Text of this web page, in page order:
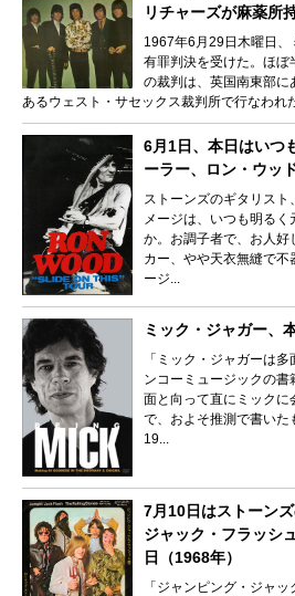
リチャーズが麻薬所
1967年6月29日木曜日
有罪判決を受けた。ほぼ
の裁判は、英国南東部に
あるウェスト・サセックス裁判所で行なわれ
6月1日、本日はいつ
ーラー、ロン・ウッ
ストーンズのギタリスト
メージは、いつも明るく
か。お調子者で、お人好
カー、やや天衣無縫で不
ージ...
ミック・ジャガー、
「ミック・ジャガーは
ンコーミュージックの
面と向って直にミックに
で、およそ推測で書いた
19...
7月10日はストーン
ジャック・フラッシ
日（1968年）
「ジャンピング・ジャ